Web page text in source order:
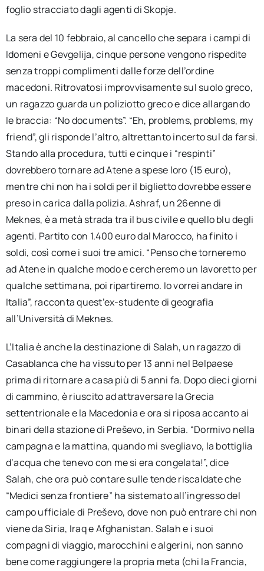
foglio stracciato dagli agenti di Skopje.
La sera del 10 febbraio, al cancello che separa i campi di
Idomeni e Gevgelija, cinque persone vengono rispedite
senza troppi complimenti dalle forze dell’ordine
macedoni. Ritrovatosi improvvisamente sul suolo greco,
un ragazzo guarda un poliziotto greco e dice allargando
le braccia: “No documents”. “Eh, problems, problems, my
friend”, gli risponde l’altro, altrettanto incerto sul da farsi.
Stando alla procedura, tutti e cinque i “respinti”
dovrebbero tornare ad Atene a spese loro (15 euro),
mentre chi non ha i soldi per il biglietto dovrebbe essere
preso in carica dalla polizia. Ashraf, un 26enne di
Meknes, è a metà strada tra il bus civile e quello blu degli
agenti. Partito con 1.400 euro dal Marocco, ha finito i
soldi, così come i suoi tre amici. “Penso che torneremo
ad Atene in qualche modo e cercheremo un lavoretto per
qualche settimana, poi ripartiremo. Io vorrei andare in
Italia”, racconta quest’ex-studente di geografia
all’Università di Meknes.
L’Italia è anche la destinazione di Salah, un ragazzo di
Casablanca che ha vissuto per 13 anni nel Belpaese
prima di ritornare a casa più di 5 anni fa. Dopo dieci giorni
di cammino, è riuscito ad attraversare la Grecia
settentrionale e la Macedonia e ora si riposa accanto ai
binari della stazione di Preševo, in Serbia. “Dormivo nella
campagna e la mattina, quando mi svegliavo, la bottiglia
d’acqua che tenevo con me si era congelata!”, dice
Salah, che ora può contare sulle tende riscaldate che
“Medici senza frontiere” ha sistemato all’ingresso del
campo ufficiale di Preševo, dove non può entrare chi non
viene da Siria, Iraq e Afghanistan. Salah e i suoi
compagni di viaggio, marocchini e algerini, non sanno
bene come raggiungere la propria meta (chi la Francia,